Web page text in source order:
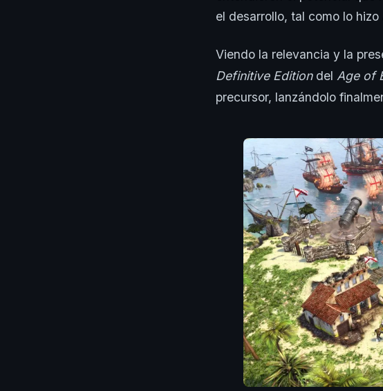
el desarrollo, tal como lo hizo
Viendo la relevancia y la
Definitive Editiondel Age of
precursor, lanzándolo